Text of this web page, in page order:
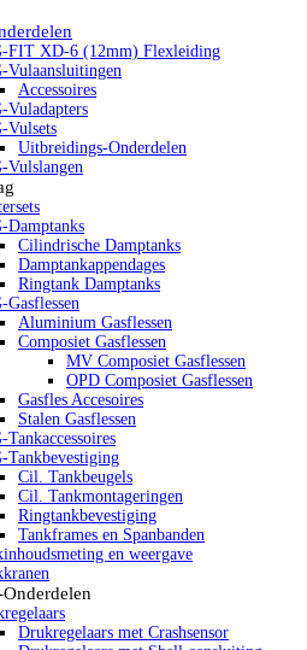
FIT XD-6 (12mm) Flexleiding
Vulaansluitingen
Accessoires
Vuladapters
Vulsets
Uitbreidings-Onderdelen
Vulslangen
Damptanks
Cilindrische Damptanks
Damptankappendages
Ringtank Damptanks
Gasflessen
Aluminium Gasflessen
Composiet Gasflessen
MV Composiet Gasflessen
OPD Composiet Gasflessen
Gasfles Accesoires
Stalen Gasflessen
Tankaccessoires
Tankbevestiging
Cil. Tankbeugels
Cil. Tankmontageringen
Ringtankbevestiging
Tankframes en Spanbanden
en weergave
Drukregelaars met Crashsensor